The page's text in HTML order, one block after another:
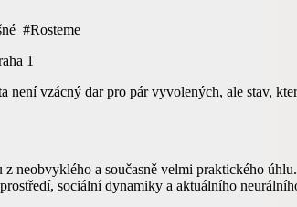
1
není vzácný dar pro pár vyvolených, ale stav,
neobvyklého a současně velmi praktického
sociální dynamiky a aktuálního